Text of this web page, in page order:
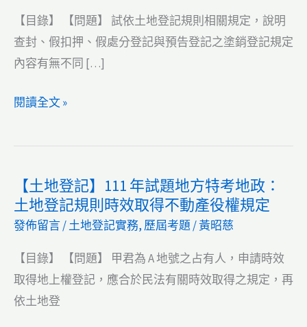
【目錄】 【問題】 試依土地登記規則相關規定，說明
查封、假扣押、假處分登記與預告登記之塗銷登記規定
內容有無不同 […]
【土
登
111
年
試
題
地
方
閱讀全文 »
【土地登記】111 年試題地方特考地政：
土地登記規則時效取得不動產役權規定
發佈留言/土地登記實務, 歷屆考題 /黃昭慈
【目錄】 【問題】 甲君為 A 地號之占有人，申請時效
取得地上權登記，應合於民法有關時效取得之規定，再
依土地登